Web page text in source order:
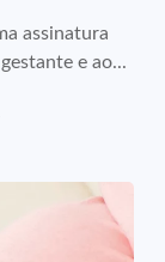
assinatura
e ao...